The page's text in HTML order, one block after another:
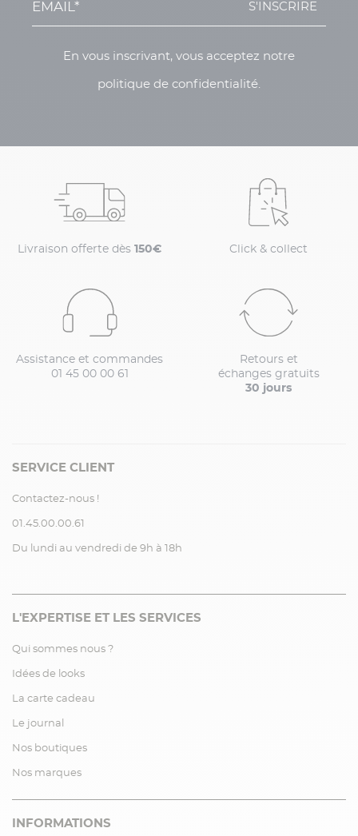
S'INSCRIRE
En vous inscrivant, vous acceptez notre
politique de confidentialité.
Livraison offerte dès 150€ Click & collect
Assistance et commandes
01 45 00 00 61
Retours et
échanges gratuits
30 jours
SERVICE CLIENT
Contactez-nous !
01.45.00.00.61
Du lundi au vendredi de 9h à 18h
L'EXPERTISE ET LES SERVICES
Qui sommes nous ?
Idées de looks
La carte cadeau
Le journal
Nos boutiques
Nos marques
INFORMATIONS